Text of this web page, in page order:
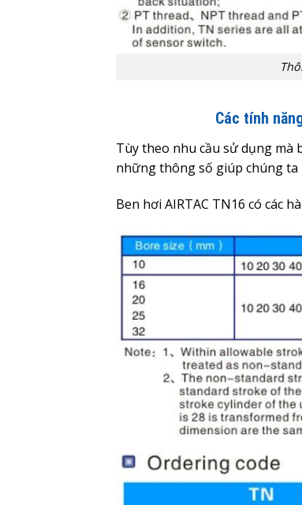
Các tính
Tùy theo nhu cầu sử dụng mà
những thông số giúp chúng ta
Ben hơi AIRTAC TN16 có các